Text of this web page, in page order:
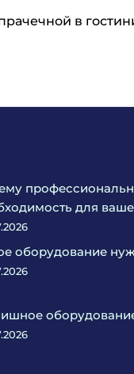
в
для
оборудование